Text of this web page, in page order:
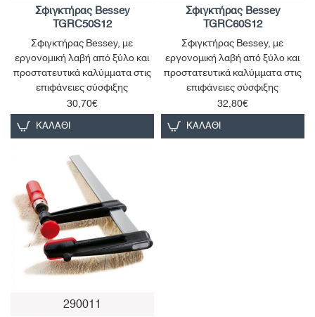
Σφιγκτήρας Bessey
TGRC50S12
Σφιγκτήρας Bessey, με
εργονομική λαβή από ξύλο και
προστατευτικά καλύμματα στις
επιφάνειες σύσφιξης
30,70€
ΚΑΛΆΘΙ
Σφιγκτήρας Bessey
TGRC60S12
Σφιγκτήρας Bessey, με
εργονομική λαβή από ξύλο και
προστατευτικά καλύμματα στις
επιφάνειες σύσφιξης
32,80€
ΚΑΛΆΘΙ
Παράδοση 1 έως 3 ημέρες
290011